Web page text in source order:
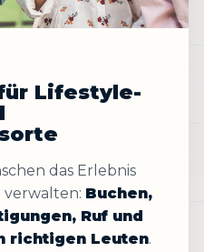
Lifestyle-
das Erlebnis
verwalten: Buchen,
Ruf und
richtigen Leuten.